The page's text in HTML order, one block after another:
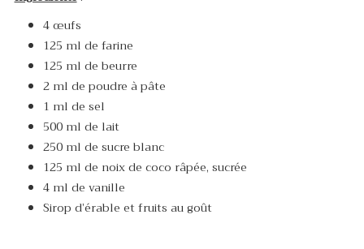
4 œufs
125 ml de farine
125 ml de beurre
2 ml de poudre à pâte
1 ml de sel
500 ml de lait
250 ml de sucre blanc
125 ml de noix de coco râpée, sucrée
4 ml de vanille
Sirop d’érable et fruits au goût